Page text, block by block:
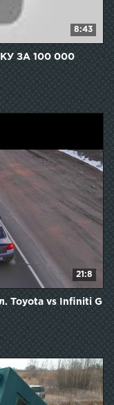
8:43
ЗА 100 000
21:8
Toyota vs Infiniti G